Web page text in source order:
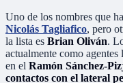
Uno de los nombres que
Nicolás Tagliafico, pero
la lista es Brian Oliván.
actualmente como
en el Ramón Sánchez-
contactos con el lateral